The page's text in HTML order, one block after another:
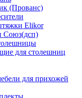
(Прованс)
Elikor
Союз(дсп)
для столешниц
для прихожей